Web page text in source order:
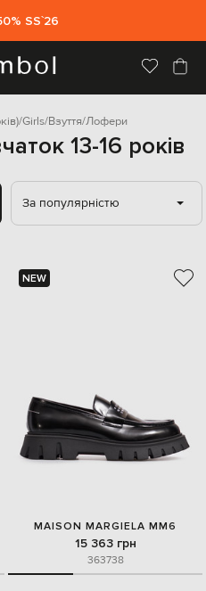
SS`26
Girls Взуття Лофери
13-16 років
За популярністю
NEW
MAISON MARGIELA MM6
15 363 грн
363738